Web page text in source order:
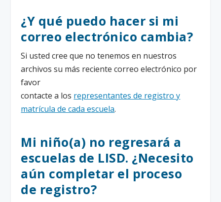
¿Y qué puedo hacer si mi
correo electrónico cambia?
Si usted cree que no tenemos en nuestros
archivos su más reciente correo electrónico por
favor
contacte a los representantes de registro y
matrícula de cada escuela.
Mi niño(a) no regresará a
escuelas de LISD. ¿Necesito
aún completar el proceso
de registro?